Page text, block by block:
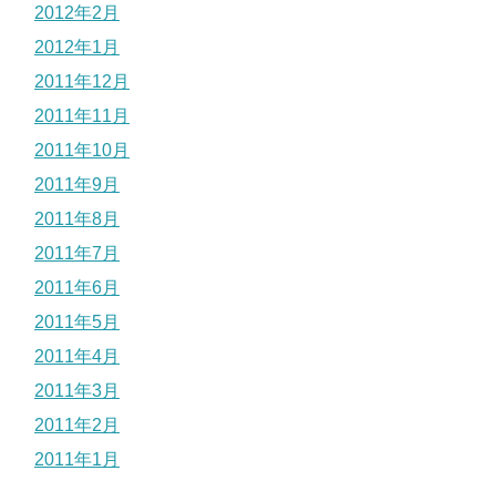
2012年2月
2012年1月
2011年12月
2011年11月
2011年10月
2011年9月
2011年8月
2011年7月
2011年6月
2011年5月
2011年4月
2011年3月
2011年2月
2011年1月